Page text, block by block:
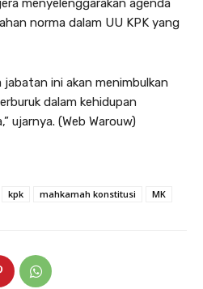
menyelenggarakan agenda
norma dalam UU KPK yang
ini akan menimbulkan
dalam kehidupan
ujarnya. (Web Warouw)
kpk mahkamah konstitusi MK